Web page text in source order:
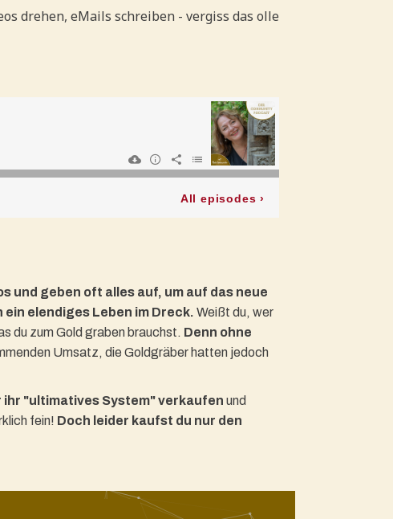
drehen, eMails schreiben - vergiss das olle
und geben oft alles auf, um auf das neue
elendiges Leben im Dreck. Weißt du, wer
du zum Gold graben brauchst. Denn ohne
Umsatz, die Goldgräber hatten jedoch
ihr "ultimatives System" verkaufen und
fein! Doch leider kaufst du nur den